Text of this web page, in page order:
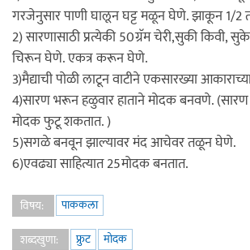
गरजेनुसार पाणी घालून घट्ट मळून घेणे. झाकून 1/2
2) सारणासाठी प्रत्येकी 50ग्रॅम चेरी,सुकी किवी,
चिरून घेणे. एकत्र करून घेणे.
3)मैद्याची पोळी लाटून वाटीने एकसारख्या
4)सारण भरून हळुवार हाताने मोदक बनवणे.
मोदक फुटू शकतात. )
5)सगळे बनवून झाल्यावर मंद आचेवर तळून घेणे.
6)एवढ्या साहित्यात 25मोदक बनतात.
विषय:
पाककला
शब्दखुणा:
फ्रुट मोदक